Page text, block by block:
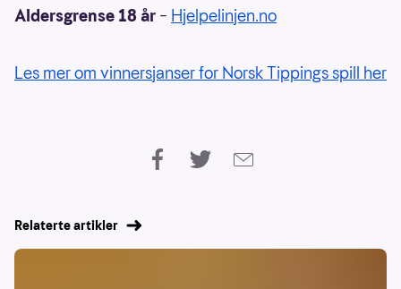
Aldersgrense 18 år – Hjelpelinjen.no
Les mer om vinnersjanser for Norsk Tippings spill her
Relaterte artikler